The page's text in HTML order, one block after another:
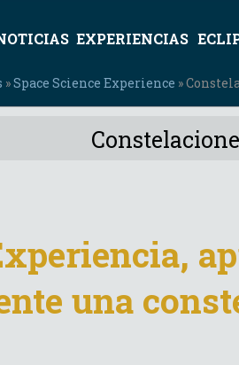
EXPERIENCIAS
»Space Science Experience »
una